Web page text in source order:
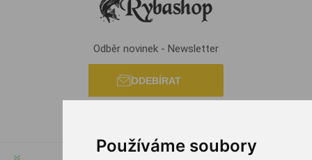
Používáme soubory
Odběr novinek - Newsletter
ODEBÍRAT